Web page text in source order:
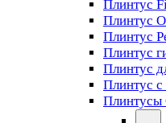
Плинтус
Плинтус
Плинтус
Плинтус
Плинтус
Плинтус
Плинтусы